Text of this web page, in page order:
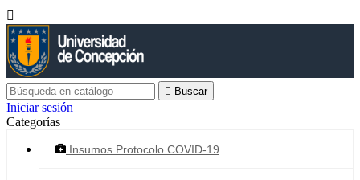

 Buscar
Iniciar sesión
Categorías
Insumos Protocolo COVID-19